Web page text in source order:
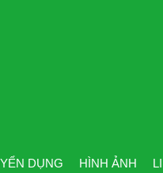
DỤNG HÌNH ẢNH